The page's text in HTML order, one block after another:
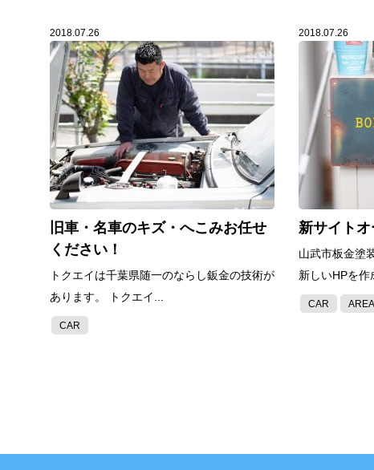
2018.07.26
旧車・名車のキズ・へこみお任せ
ください！
トクエイは千葉県随一のならし鈑金の技術が
あります。 トクエイ...
CAR
2018.07.26
新サイト
山武市板金塗
新しいHPを作
CAR AREA